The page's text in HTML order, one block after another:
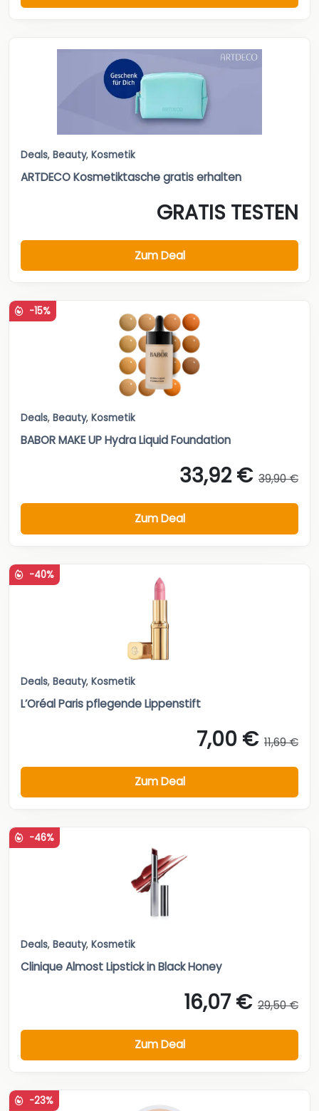
Deals, Beauty, Kosmetik
ARTDECO Kosmetiktasche gratis erhalten
GRATIS TESTEN
Zum Deal
-15%
Deals, Beauty, Kosmetik
BABOR MAKE UP Hydra Liquid Foundation
33,92 € 39,90 €
Zum Deal
-40%
Deals, Beauty, Kosmetik
L’Oréal Paris pflegende Lippenstift
7,00 € 11,69 €
Zum Deal
-46%
Deals, Beauty, Kosmetik
Clinique Almost Lipstick in Black Honey
16,07 € 29,50 €
Zum Deal
-23%